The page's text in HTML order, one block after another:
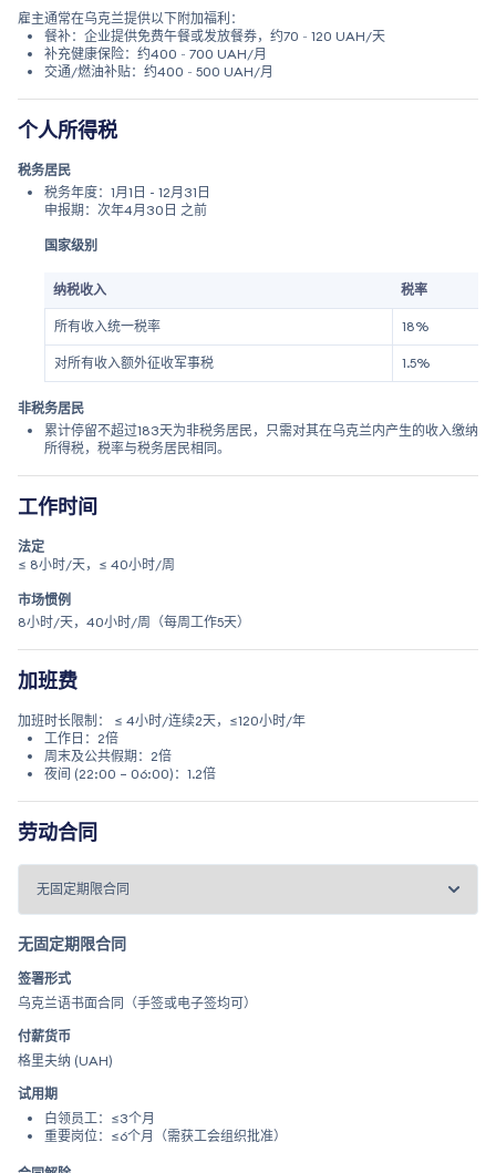
雇主通常在乌克兰提供以下附加福利：
餐补：企业提供免费午餐或发放餐券，约70 ~ 120 UAH/天
补充健康保险：约400 ~ 700 UAH/月
交通/燃油补贴：约400 ~ 500 UAH/月
个人所得税
税务居民
税务年度：1月1日 - 12月31日
申报期：次年4月30日 之前
国家级别
纳税收入 税率
所有收入统一税率 18%
对所有收入额外征收军事税 1.5%
非税务居民
累计停留不超过183天为非税务居民，只需对其在乌克兰内产生的收入缴纳
所得税，税率与税务居民相同。
工作时间
法定
≤ 8小时/天，≤ 40小时/周
市场惯例
8小时/天，40小时/周（每周工作5天）
加班费
加班时长限制： ≤ 4小时/连续2天，≤120小时/年
工作日：2倍
周末及公共假期：2倍
夜间 (22:00 – 06:00)：1.2倍
劳动合同
无固定期限合同
签署形式
乌克兰语书面合同（手签或电子签均可）
付薪货币
格里夫纳 (UAH)
试用期
白领员工：≤3个月
重要岗位：≤6个月（需获工会组织批准）